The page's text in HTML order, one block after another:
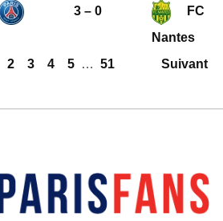
3 – 0
FC
Nantes
2 3 4 5 … 51 Suivant